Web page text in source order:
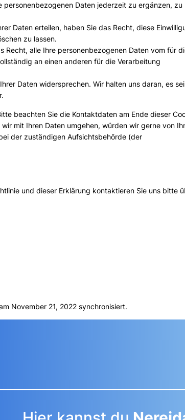
Daten jederzeit zu ergänzen, zu
Daten erteilen, haben Sie das Recht, diese
zu lassen.
Recht, alle Ihre personenbezogenen Daten vom für
an einen anderen für die Verarbeitung
Daten widersprechen. Wir halten uns daran, es
beachten Sie die Kontaktdaten am Ende dieser
mit Ihren Daten umgehen, würden wir gerne von
der zuständigen Aufsichtsbehörde (der
und dieser Erklärung kontaktieren Sie uns bitte
November 21, 2022 synchronisiert.